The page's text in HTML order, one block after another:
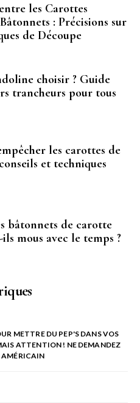
les Carottes
: Précisions sur
de Découpe
choisir ? Guide
trancheurs pour tous
les carottes de
et techniques
bâtonnets de carotte
mous avec le temps ?
METTRE DU PEP'S DANS VOS
ATTENTION ! NE DEMANDEZ
AMÉRICAIN